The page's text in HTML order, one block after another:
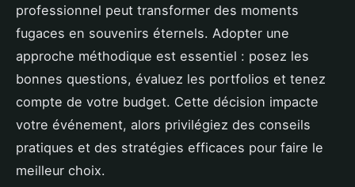
professionnel peut transformer des moments
fugaces en souvenirs éternels. Adopter une
approche méthodique est essentiel : posez les
bonnes questions, évaluez les portfolios et tenez
compte de votre budget. Cette décision impacte
votre événement, alors privilégiez des conseils
pratiques et des stratégies efficaces pour faire le
meilleur choix.